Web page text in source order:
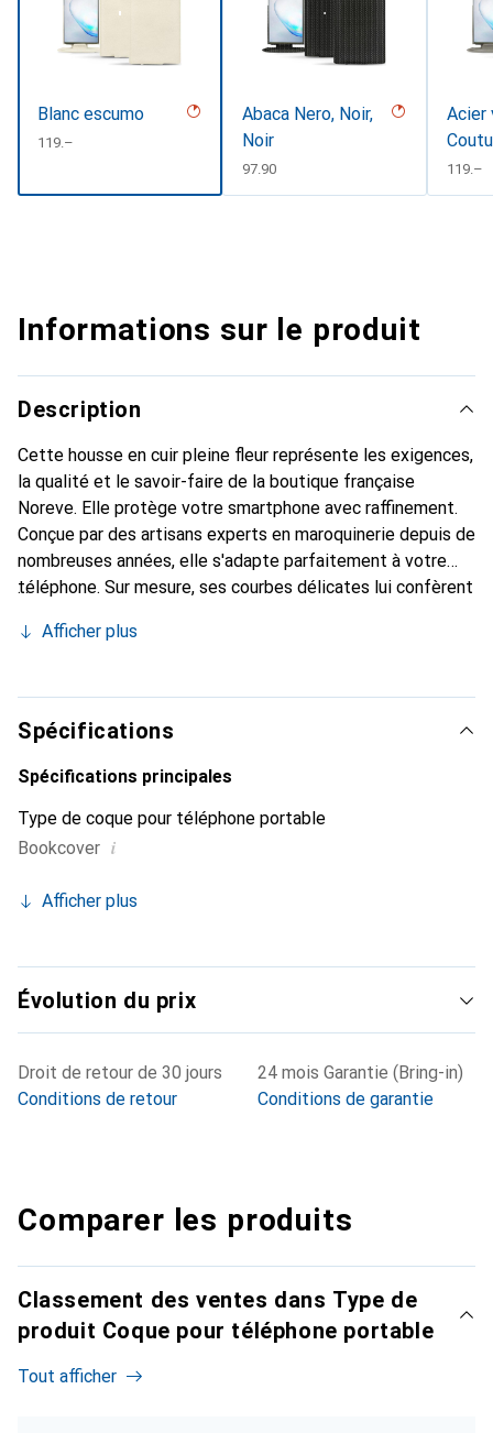
Blanc escumo
CHF
119.–
Abaca Nero, Noir,
Noir
CHF
97.90
Acier
CHF
119.–
Informations sur le produit
Description
Cette housse en cuir pleine fleur représente les exigences,
la qualité et le savoir-faire de la boutique française
Noreve. Elle protège votre smartphone avec raffinement.
Conçue par des artisans experts en maroquinerie depuis de
nombreuses années, elle s'adapte parfaitement à votre
téléphone. Sur mesure, ses courbes délicates lui confèrent
et indispensable pour votre smartphone. Reconnaître
marque Noreve est un choix sûr pour une clientèle
exigeante.
Afficher plus
Spécifications
Spécifications principales
Type de coque pour téléphone portable
Bookcover i
Afficher plus
Évolution du prix
Droit de retour de 30 jours
Conditions de retour
24 mois Garantie (Bring-in)
Conditions de garantie
Comparer les produits
Classement des ventes dans Type de
produit Coque pour téléphone portable
Tout afficher